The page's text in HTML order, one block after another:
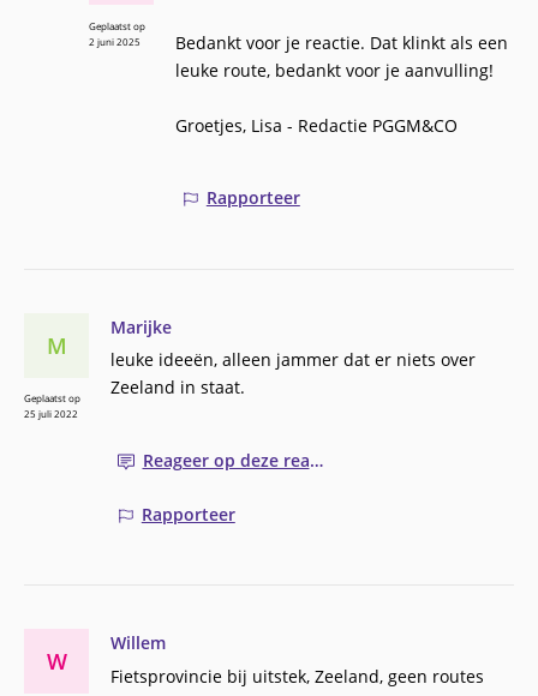
Bedankt voor je reactie. Dat klinkt als een
leuke route, bedankt voor je aanvulling!
Groetjes, Lisa - Redactie PGGM&CO
Rapporteer
Geplaatst op
2 juni 2025
Marijke
leuke ideeën, alleen jammer dat er niets over
Zeeland in staat.
Reageer op deze reactie
Rapporteer
M
Geplaatst op
25 juli 2022
Willem
Fietsprovincie bij uitstek, Zeeland, geen routes
W